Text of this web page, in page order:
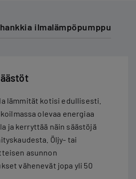
ilmalämpöpumppu
lämmität kotisi edullisesti.
olevaa energiaa
ja kerryttää näin säästöjä
Öljy- tai
asunnon
vähenevät jopa yli 50